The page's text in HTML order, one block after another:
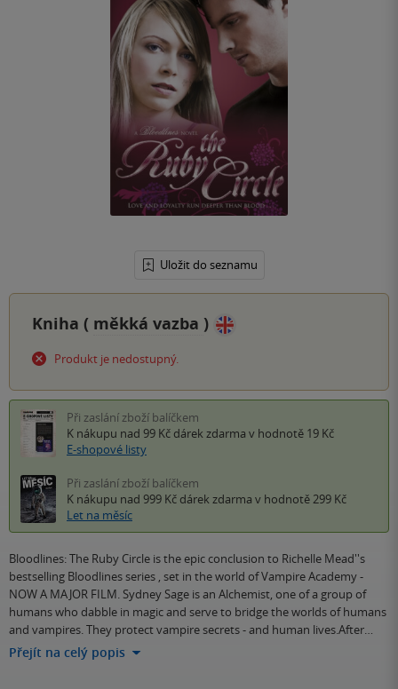
Uložit do seznamu
Kniha ( měkká vazba )
Produkt je nedostupný.
Při zaslání zboží balíčkem
K nákupu nad 99 Kč dárek zdarma v hodnotě 19 Kč
E-shopové listy
Při zaslání zboží balíčkem
K nákupu nad 999 Kč dárek zdarma v hodnotě 299 Kč
Let na měsíc
Bloodlines: The Ruby Circle is the epic conclusion to Richelle Mead''s
bestselling Bloodlines series , set in the world of Vampire Academy -
NOW A MAJOR FILM. Sydney Sage is an Alchemist, one of a group of
humans who dabble in magic and serve to bridge the worlds of humans
and vampires. They protect vampire secrets - and human lives.After…
Přejít na celý popis